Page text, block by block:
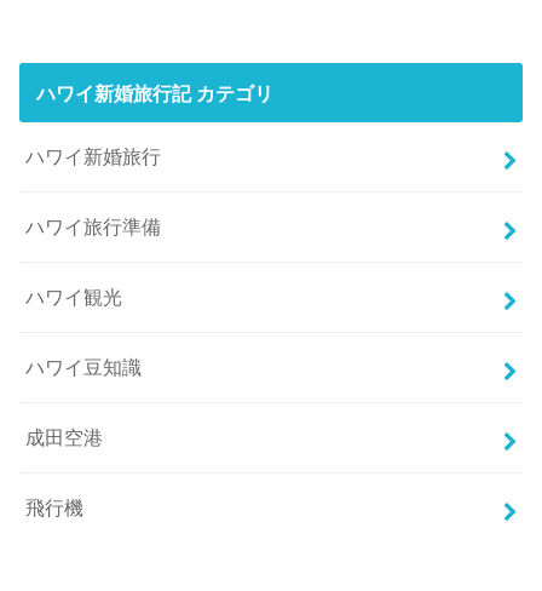
ハワイ新婚旅行記 カテゴリ
ハワイ新婚旅行
ハワイ旅行準備
ハワイ観光
ハワイ豆知識
成田空港
飛行機